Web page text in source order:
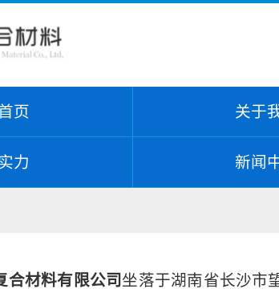
页 关于
力 新闻
合材料有限公司 坐落于湖南省长沙市